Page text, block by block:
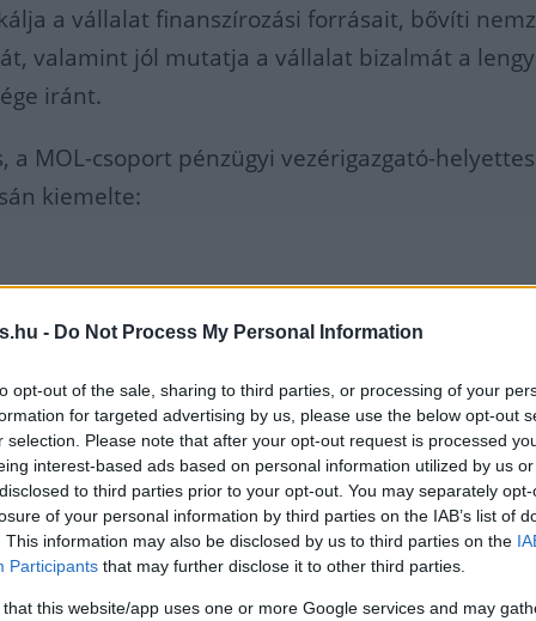
- Do Not Process My Personal Information
opt-out of the sale, sharing to third parties, or processing of your
for targeted advertising by us, please use the below opt-out
selection. Please note that after your opt-out request is processed
interest-based ads based on personal information utilized by us
to third parties prior to your opt-out. You may separately
of your personal information by third parties on the IAB’s list of
This information may also be disclosed by us to third parties on the
Participants that may further disclose it to other third parties.
that this website/app uses one or more Google services and may
a vállalat finanszírozási forrásait, bővíti
valamint jól mutatja a vállalat bizalmát a
iránt.
a MOL-csoport pénzügyi vezérigazgató-
kiemelte:
kötvénykibocsátásunk fontos
diverzifikált finanszírozási stratégiánk
való jelenlétünk, valamint
kiskereskedelmi hálózatunk kiépítését
természetes következő lépés volt, hogy
a lengyel tőkepiacra is. Az erős befektetői
és a túljegyzés jól tükrözi a befektetők MOL-
iránti bizalmát, miközben a tranzakció